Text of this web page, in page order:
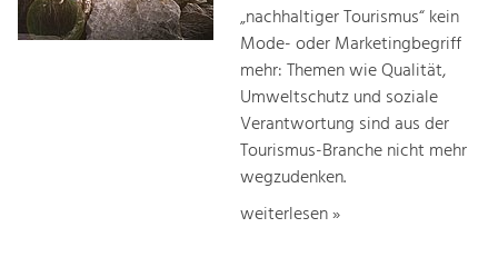
„nachhaltiger Tourismus“ kein
Mode- oder Marketingbegriff
mehr: Themen wie Qualität,
Umweltschutz und soziale
Verantwortung sind aus der
Tourismus-Branche nicht mehr
wegzudenken.
weiterlesen »